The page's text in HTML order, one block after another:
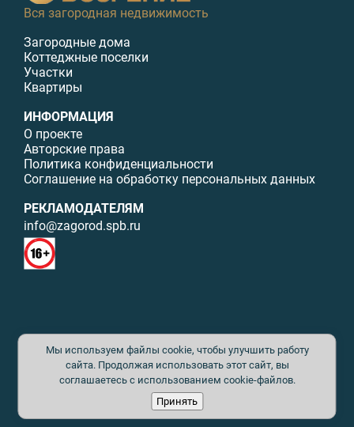
Вся загородная недвижимость
Загородные дома
Коттеджные поселки
Участки
Квартиры
ИНФОРМАЦИЯ
О проекте
Авторские права
Политика конфиденциальности
Соглашение на обработку персональных данных
РЕКЛАМОДАТЕЛЯМ
info@zagorod.spb.ru
© ИП Малыщева Б.Л. Все права защищены. Перепечатка материалов
данного сайта возможна только с письменного разрешения. При
цитировании ссылка на www.zagorod.spb.ru обязательна. Редакция не
несет ответственности за содержание рекламных материалов. Все
рекламируемые товары и услуги имеют необходимые сертификаты и
лицензии. Перепечатка любых материалов без письменного согласия
Мы используем файлы cookie, чтобы улучшить работу
сайта. Продолжая использовать этот сайт, вы
соглашаетесь с использованием cookie-файлов.
Принять